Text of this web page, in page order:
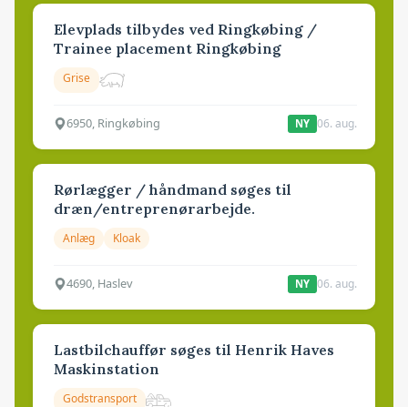
Elevplads tilbydes ved Ringkøbing /
Trainee placement Ringkøbing
Grise
6950, Ringkøbing NY 06. aug.
Rørlægger / håndmand søges til
dræn/entreprenørarbejde.
Anlæg Kloak
4690, Haslev NY 06. aug.
Lastbilchauffør søges til Henrik Haves
Maskinstation
Godstransport